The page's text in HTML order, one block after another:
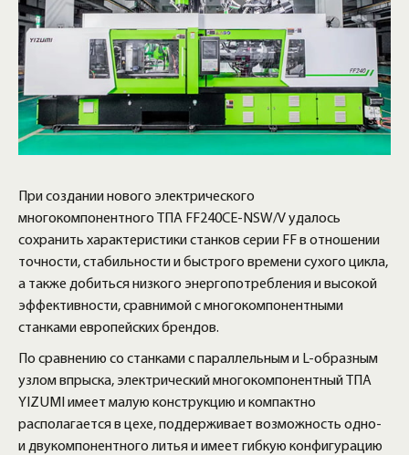
При создании нового электрического
многокомпонентного ТПА FF240CE-NSW/V удалось
сохранить характеристики станков серии FF в отношении
точности, стабильности и быстрого времени сухого цикла,
а также добиться низкого энергопотребления и высокой
эффективности, сравнимой с многокомпонентными
станками европейских брендов.
По сравнению со станками с параллельным и L-образным
узлом впрыска, электрический многокомпонентный ТПА
YIZUMI имеет малую конструкцию и компактно
располагается в цехе, поддерживает возможность одно-
и двукомпонентного литья и имеет гибкую конфигурацию